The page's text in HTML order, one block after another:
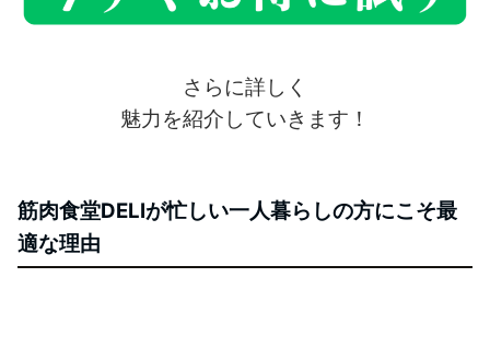
さらに詳しく
魅力を紹介していきます！
筋肉食堂DELIが忙しい一人暮らしの方にこそ最
適な理由